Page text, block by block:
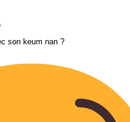
son keum nan ?